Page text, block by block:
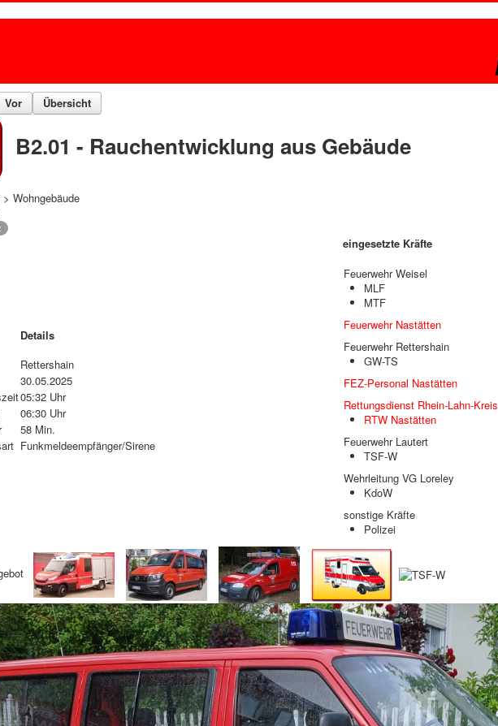
Vor Übersicht
B2.01 - Rauchentwicklung aus Gebäude
Wohngebäude
Details
Rettershain
30.05.2025
05:32 Uhr
06:30 Uhr
58 Min.
Funkmeldeempfänger/Sirene
eingesetzte Kräfte
Feuerwehr Weisel
MLF
MTF
Feuerwehr Nastätten
Feuerwehr Rettershain
GW-TS
FEZ-Personal Nastätten
Rettungsdienst Rhein-Lahn-Kreis
RTW Nastätten
Feuerwehr Lautert
TSF-W
Wehrleitung VG Loreley
KdoW
sonstige Kräfte
Polizei